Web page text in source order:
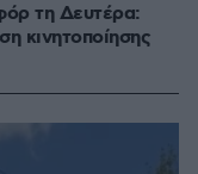
τη Δευτέρα:
κινητοποίησης